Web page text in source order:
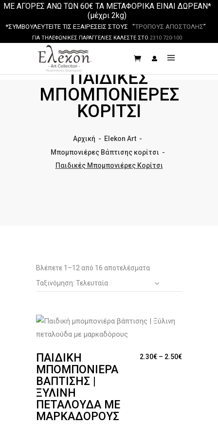
ΜΕ ΑΓΟΡΕΣ ΑΝΩ ΤΩΝ 60€ ΤΑ ΜΕΤΑΦΟΡΙΚΑ ΕΙΝΑΙ ΔΩΡΕΑΝ*
(μέχρι 2kg)
*ΣΥΜΒΟΥΛΕΥΤΕΙΤΕ ΤΙΣ ΕΞΑΙΡΕΣΕΙΣ ΣΤΟΥΣ “ΤΡΟΠΟΥΣ ΑΠΟΣΤΟΛΗΣ”
ΓΙΑ ΤΗΛΕΦΩΝΙΚΕΣ ΠΑΡΑΓΓΕΛΙΕΣ ΚΑΛΕΣΤΕ ΣΤΟ 2310 720-100
ΠΑΙΔΙΚΈΣ
ΜΠΟΜΠΟΝΙΈΡΕΣ
ΚΟΡΊΤΣΙ
Αρχική - Elekon Art -
Μπομπονιέρες Βάπτισης κορίτσι -
Παιδικές Μπομπονιέρες Κορίτσι
Βλέπετε 1–12 από 16 αποτελέσματα
by
Ταξινόμηση: Τελευταία
ΠΑΙΔΙΚΉ
ΜΠΟΜΠΟΝΙΈΡΑ
ΒΆΠΤΙΣΗΣ |
ΞΎΛΙΝΗ
ΠΕΤΑΛΟΎΔΑ ΜΕ
ΜΑΡΚΑΔΌΡΟΥΣ
2.30€ – 2.50€Price